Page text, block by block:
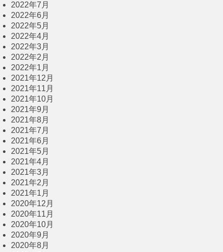
2022年7月
2022年6月
2022年5月
2022年4月
2022年3月
2022年2月
2022年1月
2021年12月
2021年11月
2021年10月
2021年9月
2021年8月
2021年7月
2021年6月
2021年5月
2021年4月
2021年3月
2021年2月
2021年1月
2020年12月
2020年11月
2020年10月
2020年9月
2020年8月